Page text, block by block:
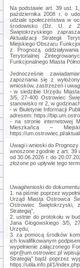
Na podstawie art. 39 ust.
października 2008 r. o
udziale społeczeństwa w
środowisko (Dz. U. z
Świętokrzyskiego
Aktualizacji Strategii
Miejskiego Obszaru
z Prognozą
Terytorialnej
Funkcjonalnego Miasta
Jednocześnie
zapoznania się z
wniosków, zastrzeżeń i
- w siedzibie Urzędu
3/5, 27-400 Ostrowiec
stanowisko nr 2, w
- w Biuletynie Informacji
adresem: https://
- na stronie internetowej
Mieszkańca –
https://um.ostrowiec.pl/
Uwagi i wnioski do
wnoszone zgodnie z art. 39
od 30.06.2026 r. do
złożone po upływie tego
Uwagi/wnioski do
1. na piśmie poprzez
Urząd Miasta Ostrowca
Ostrowiec Świętokrzyski,
Strategią”,
2. ustnie do protokołu w
Jana Głogowskiego 3/5,
Urzędu;
3. za pomocą środków
ich kwalifikowanym
wypełnienie załączonego
wpr@um.ostrowiec.pl
Strategią” bądź poprzez
https://utila.info.pl/1/